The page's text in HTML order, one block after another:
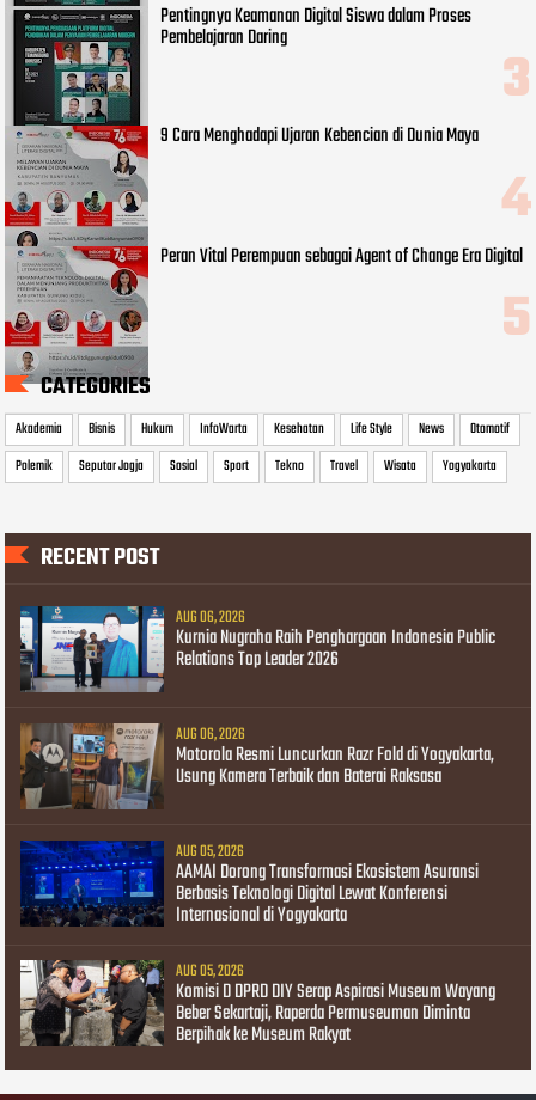
Pentingnya Keamanan Digital Siswa dalam Proses
Pembelajaran Daring
9 Cara Menghadapi Ujaran Kebencian di Dunia Maya
Peran Vital Perempuan sebagai Agent of Change Era Digital
CATEGORIES
Akademia Bisnis Hukum InfoWarta Kesehatan Life Style News
Otomotif
Polemik
Seputar Jogja Sosial Sport Tekno Travel Wisata Yogyakarta
RECENT POST
AUG 06, 2026
Kurnia Nugraha Raih Penghargaan Indonesia Public
Relations Top Leader 2026
AUG 06, 2026
Motorola Resmi Luncurkan Razr Fold di Yogyakarta,
Usung Kamera Terbaik dan Baterai Raksasa
AUG 05, 2026
AAMAI Dorong Transformasi Ekosistem Asuransi
Berbasis Teknologi Digital Lewat Konferensi
Internasional di Yogyakarta
AUG 05, 2026
Komisi D DPRD DIY Serap Aspirasi Museum Wayang
Beber Sekartaji, Raperda Permuseuman Diminta
Berpihak ke Museum Rakyat